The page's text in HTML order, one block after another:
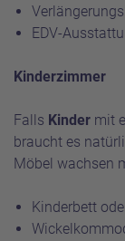
EDV-
Kinderzimmer
Falls Kinder mit
braucht es
Möbel wachsen
Kinderbett